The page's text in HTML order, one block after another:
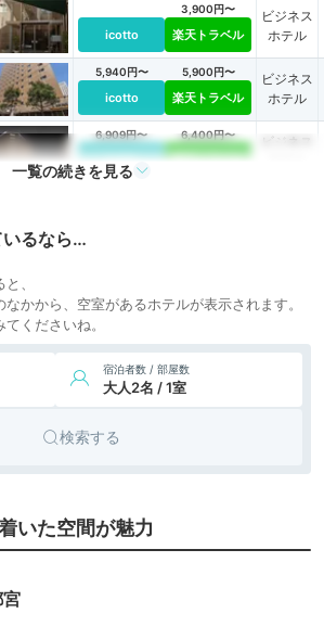
icotto
3,900円〜
楽天トラベル
ビジネス
ホテル
5,940円〜
icotto
5,900円〜
楽天トラベル
ビジネス
ホテル
6,909円〜
icotto
6,400円〜
楽天トラベル
ビジネス
icotto 楽天トラベル
ホテル
一覧の続きを見る
いるなら…
、
かから、空室があるホテルが表示されます。
くださいね。
宿泊者数 / 部屋数
大人2名 / 1室
検索する
いた空間が魅力